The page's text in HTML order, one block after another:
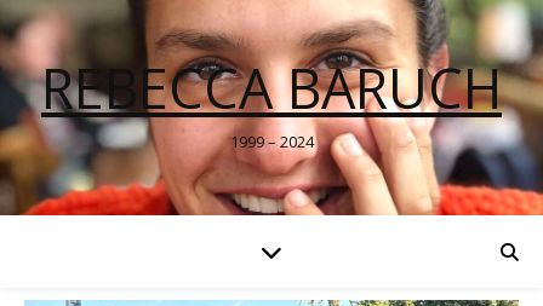
REBECCA BARUCH
1999 – 2024